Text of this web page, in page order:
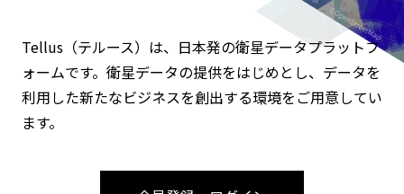
Tellus（テルース）は、日本発の衛星データプラットフ
ォームです。衛星データの提供をはじめとし、データを
利用した新たなビジネスを創出する環境をご用意してい
ます。